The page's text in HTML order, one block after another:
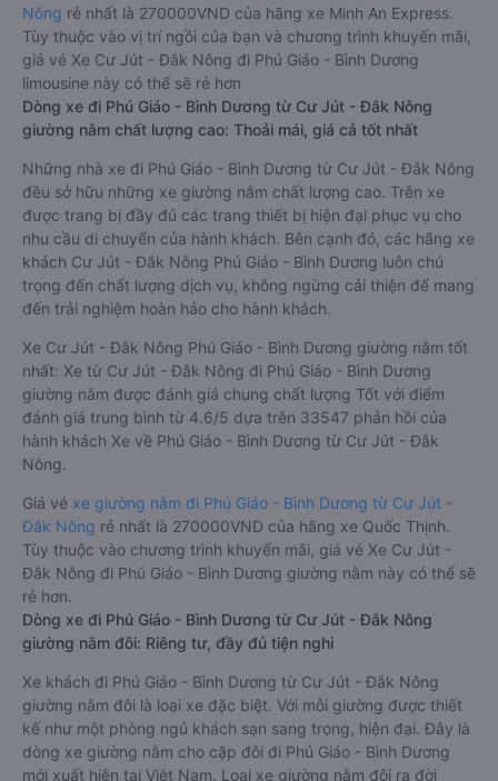
Nông rẻ nhất là 270000VND của hãng xe Minh An Express.
Tùy thuộc vào vị trí ngồi của bạn và chương trình khuyến mãi,
giá vé Xe Cư Jút - Đắk Nông đi Phú Giáo - Bình Dương
limousine này có thể sẽ rẻ hơn
Dòng xe đi Phú Giáo - Bình Dương từ Cư Jút - Đắk Nông
giường nằm chất lượng cao: Thoải mái, giá cả tốt nhất
Những nhà xe đi Phú Giáo - Bình Dương từ Cư Jút - Đắk Nông
đều sở hữu những xe giường nằm chất lượng cao. Trên xe
được trang bị đầy đủ các trang thiết bị hiện đại phục vụ cho
nhu cầu di chuyển của hành khách. Bên cạnh đó, các hãng xe
khách Cư Jút - Đắk Nông Phú Giáo - Bình Dương luôn chú
trọng đến chất lượng dịch vụ, không ngừng cải thiện để mang
đến trải nghiệm hoàn hảo cho hành khách.
Xe Cư Jút - Đắk Nông Phú Giáo - Bình Dương giường nằm tốt
nhất: Xe từ Cư Jút - Đắk Nông đi Phú Giáo - Bình Dương
giường nằm được đánh giá chung chất lượng Tốt với điểm
đánh giá trung bình từ 4.6/5 dựa trên 33547 phản hồi của
hành khách Xe về Phú Giáo - Bình Dương từ Cư Jút - Đắk
Nông.
Giá vé xe giường nằm đi Phú Giáo - Bình Dương từ Cư Jút -
Đắk Nông rẻ nhất là 270000VND của hãng xe Quốc Thịnh.
Tùy thuộc vào chương trình khuyến mãi, giá vé Xe Cư Jút -
Đắk Nông đi Phú Giáo - Bình Dương giường nằm này có thể sẽ
rẻ hơn.
Dòng xe đi Phú Giáo - Bình Dương từ Cư Jút - Đắk Nông
giường nằm đôi: Riêng tư, đầy đủ tiện nghi
Xe khách đi Phú Giáo - Bình Dương từ Cư Jút - Đắk Nông
giường nằm đôi là loại xe đặc biệt. Với mỗi giường được thiết
kế như một phòng ngủ khách sạn sang trọng, hiện đại. Đây là
dòng xe giường nằm cho cặp đôi đi Phú Giáo - Bình Dương
mới xuất hiện tại Việt Nam. Loại xe giường nằm đôi ra đời